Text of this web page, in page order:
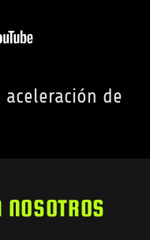
aceleración de